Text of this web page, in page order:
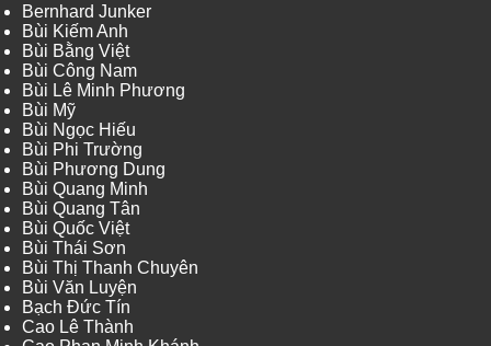
Bernhard Junker
Bùi Kiếm Anh
Bùi Bằng Việt
Bùi Công Nam
Bùi Lê Minh Phương
Bùi Mỹ
Bùi Ngọc Hiếu
Bùi Phi Trường
Bùi Phương Dung
Bùi Quang Minh
Bùi Quang Tân
Bùi Quốc Việt
Bùi Thái Sơn
Bùi Thị Thanh Chuyên
Bùi Văn Luyện
Bạch Đức Tín
Cao Lê Thành